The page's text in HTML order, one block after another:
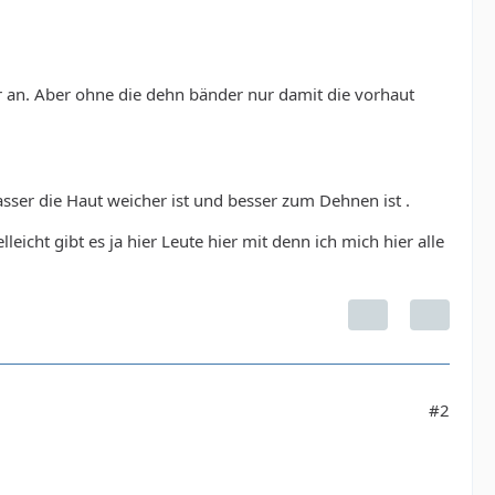
Aber ohne die dehn bänder nur damit die vorhaut
die Haut weicher ist und besser zum Dehnen ist .
gibt es ja hier Leute hier mit denn ich mich hier alle
#2